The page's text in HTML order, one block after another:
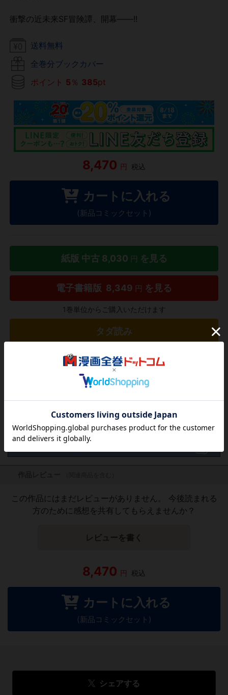
衝撃の近未来SF冒険譚、開幕――!!
送料無料
全巻分ブックカバー
ポイント 5 ％ 385pt
8,470 円 税込
カートに入れる
(新品コミックセット)
紙版 中古 8,030 円 を見る
電子書籍版 8,349 円 を見る
1巻単位からご購入いただけます
タダ読み
欲しいリストに追加する
気になる商品を登録
この作品にはまだレビューがありません。 今後読まれる
方のために感想を共有してもらえませんか？
レビューを書く
8,470 円 税込
カートに入れる
(新品コミックセット)
シェアする